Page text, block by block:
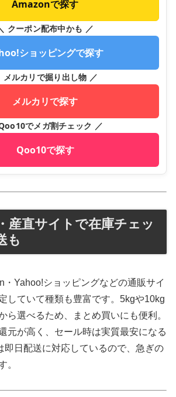
Amazonで探す
クーポン配布中かも ／
ショッピングで探す
メルカリで掘り出し物 ／
メルカリで探す
でメガ割チェック ／
Qoo10で探す
産直サイトで在庫チェッ
も
・Yahoo!ショッピングなどの通販サイ
していて種類も豊富です。5kgや10kg
ら選べるため、まとめ買いにも便利。
元が高く、セール時は実質最安になる
即日配送に対応しているので、急ぎの
。